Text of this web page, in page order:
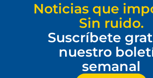
Noticias que
Sin ruido.
Suscríbete
nuestro
semanal